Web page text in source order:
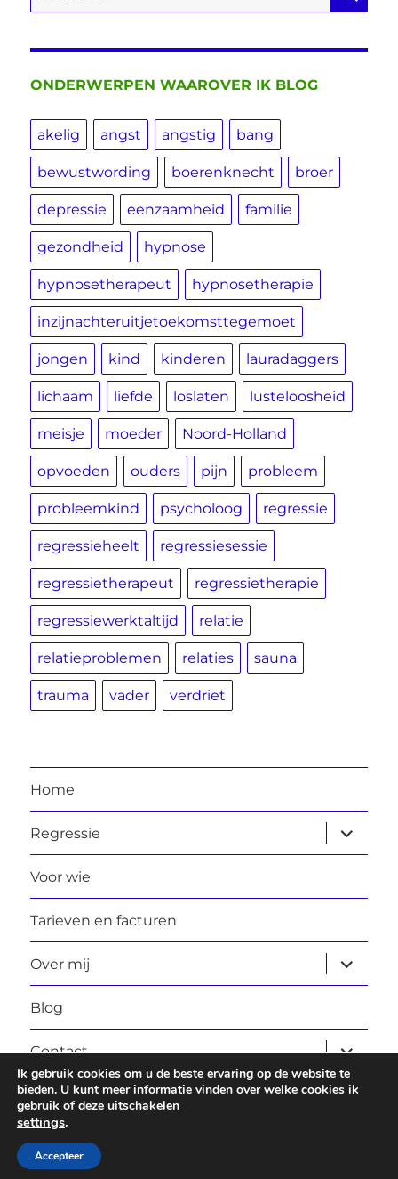
naar:
ONDERWERPEN WAAROVER IK BLOG
akelig angst angstig bang
bewustwording boerenknecht broer
depressie eenzaamheid familie
gezondheid hypnose
hypnosetherapeut hypnosetherapie
inzijnachteruitjetoekomsttegemoet
jongen kind kinderen lauradaggers
lichaam liefde loslaten lusteloosheid
meisje moeder Noord-Holland
opvoeden ouders pijn probleem
probleemkind psycholoog regressie
regressieheelt regressiesessie
regressietherapeut regressietherapie
regressiewerktaltijd relatie
relatieproblemen relaties sauna
trauma vader verdriet
Home
Regressie
Voor wie
Tarieven en facturen
Over mij
Blog
Contact
Laura Daggers Privacybeleid
WordPress
Ik gebruik cookies om u de beste ervaring op de website te
bieden. U kunt meer informatie vinden over welke cookies ik
gebruik of deze uitschakelen
settings.
Accepteer